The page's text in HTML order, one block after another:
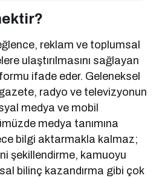
reklam ve toplumsal
ulaştırılmasını sağlayan
ifade eder. Geleneksel
radyo ve televizyonun
medya ve mobil
medya tanımına
bilgi aktarmakla kalmaz;
şekillendirme, kamuoyu
bilinç kazandırma gibi çok